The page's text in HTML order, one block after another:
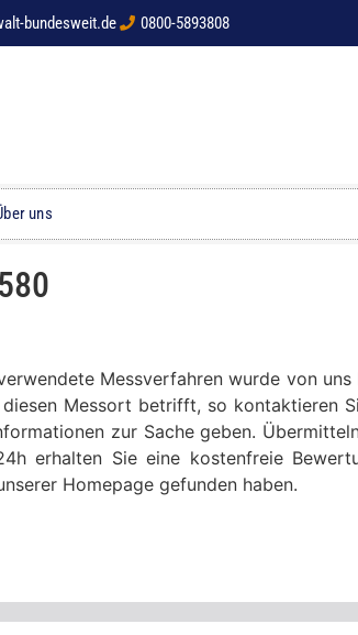
bundesweit.de 0800-5893808
uns
Messverfahren wurde von
Messort betrifft, so kontaktieren
zur Sache geben.
erhalten Sie eine kostenfreie
Homepage gefunden haben.